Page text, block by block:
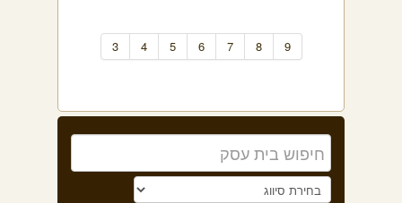
3 4 5 6 7 8 9